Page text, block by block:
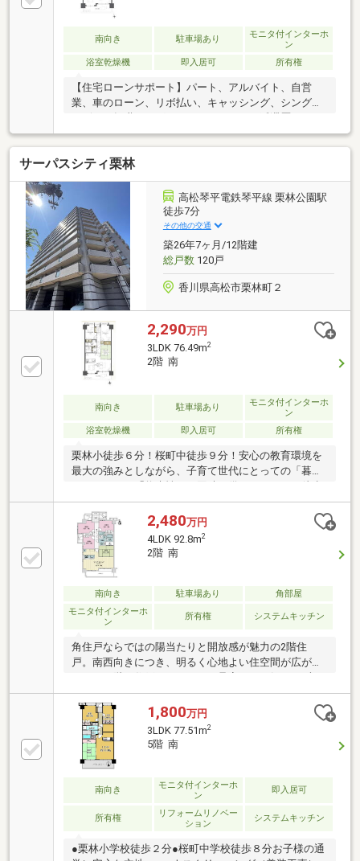
南向き 駐車場あり
モニタ付インターホ
ン
浴室乾燥機
即入居可 所有権
【住宅ローンサポート】パート、アルバイト、自営
業、車のローン、リボ払い、キャッシング、シングル
マザー、転職したばかり、クレジットの延滞歴がある
など住宅ローン審査が不安、「自分は無理かも…」と
いう方ほどご相談ください！▼審査通過例・年収300
万＋車ローン／勤続1年→通過・年収260万／シングル
／カード残債→通過・転職4ヶ月／頭金0→通過・自営
業2年目→補足資料＆補足説明で通過・パート3年目/年
収180万円→承無理な営業はいたしません。通る方法
を一緒に探します。087-810-3147／【見学予約】から
も受付中
サーパスシティ栗林
高松琴平電鉄琴平線 栗林公園駅
徒歩7分
その他の交通
築26年7ヶ月/12階建
総戸数120戸
香川県高松市栗林町２
2,290万円
3LDK 76.49m2
2階 南
南向き 駐車場あり
モニタ付インターホ
ン
浴室乾燥機
即入居可 所有権
栗林小徒歩６分！桜町中徒歩９分！安心の教育環境を
最大の強みとしながら、子育て世代にとっての「暮ら
しやすさ」と「将来性」を同時に備えています。徒歩
圏で通学できる距離は、日々の安全と親の負担軽減に
つながり、地域コミュニティとの結びつきも自然に深
まります。さらに、リフォーム済みで即入居可能な状
態は、子育て世代にとって時間や費用の節約となり、
快適な生活をすぐに始められる大きなメリット。加え
て、栗林公園や中心街へのアクセスも良好で、資産価
値の維持にも期待できる立地です。平面駐車場も確保
済みです。教育環境・生活利便性・資産性を三位一体
で叶えるこの住まいは、未来を見据えた「安心投資」
2,480万円
4LDK 92.8m2
2階 南
南向き 駐車場あり
角部屋
モニタ付インターホ
ン
所有権 システムキッチン
角住戸ならではの陽当たりと開放感が魅力の2階住
戸。南西向きにつき、明るく心地よい住空間が広がり
ます。下階に住戸がないため、足音などを気にせずお
住まいいただけるのもポイント。小さなお子様がいる
ご家庭にもおすすめです。横長タイプのワイドリビン
グは家具配置がしやすく、ご家族でゆったりくつろげ
る間取り。各居室に加え、廊下にも収納スペースを確
保しており、収納力も充実。室内をすっきりと保てま
す。キッチンにはビルトイン式の浄水器もついており
ます。
1,800万円
3LDK 77.51m2
5階 南
南向き
モニタ付インターホ
ン
即入居可
所有権
リフォームリノベー
ション
システムキッチン
●栗林小学校徒歩２分●桜町中学校徒歩８分お子様の通